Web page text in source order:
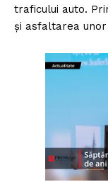
traficului auto.
și asfaltarea unor